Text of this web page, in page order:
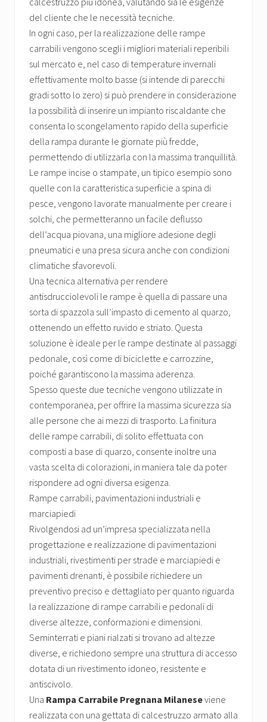
del cliente che le necessità tecniche.
In ogni caso, per la realizzazione delle rampe
carrabili vengono scegli i migliori materiali reperibili
sul mercato e, nel caso di temperature invernali
effettivamente molto basse (si intende di parecchi
gradi sotto lo zero) si può prendere in considerazione
la possibilità di inserire un impianto riscaldante che
consenta lo scongelamento rapido della superficie
della rampa durante le giornate più fredde,
permettendo di utilizzarla con la massima tranquillità.
Le rampe incise o stampate, un tipico esempio sono
quelle con la caratteristica superficie a spina di
pesce, vengono lavorate manualmente per creare i
solchi, che permetteranno un facile deflusso
dell’acqua piovana, una migliore adesione degli
pneumatici e una presa sicura anche con condizioni
climatiche sfavorevoli.
Una tecnica alternativa per rendere
antisdrucciolevoli le rampe è quella di passare una
sorta di spazzola sull’impasto di cemento al quarzo,
ottenendo un effetto ruvido e striato. Questa
soluzione è ideale per le rampe destinate al passaggi
pedonale, così come di biciclette e carrozzine,
poiché garantiscono la massima aderenza.
Spesso queste due tecniche vengono utilizzate in
contemporanea, per offrire la massima sicurezza sia
alle persone che ai mezzi di trasporto. La finitura
delle rampe carrabili, di solito effettuata con
composti a base di quarzo, consente inoltre una
vasta scelta di colorazioni, in maniera tale da poter
rispondere ad ogni diversa esigenza.
Rampe carrabili, pavimentazioni industriali e
marciapiedi
Rivolgendosi ad un’impresa specializzata nella
progettazione e realizzazione di pavimentazioni
industriali, rivestimenti per strade e marciapiedi e
pavimenti drenanti, è possibile richiedere un
preventivo preciso e dettagliato per quanto riguarda
la realizzazione di rampe carrabili e pedonali di
diverse altezze, conformazioni e dimensioni.
Seminterrati e piani rialzati si trovano ad altezze
diverse, e richiedono sempre una struttura di accesso
dotata di un rivestimento idoneo, resistente e
antiscivolo.
Una Rampa Carrabile Pregnana Milaneseviene
realizzata con una gettata di calcestruzzo armato alla